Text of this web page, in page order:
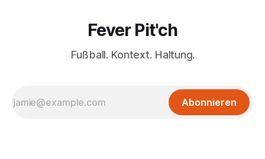
Fever Pit'ch
Fußball. Kontext. Haltung.
Abonnieren